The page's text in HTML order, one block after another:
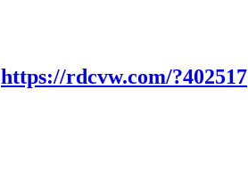
https://rdcvw.com/?402517